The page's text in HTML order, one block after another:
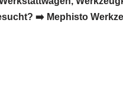
➡️ Mephisto